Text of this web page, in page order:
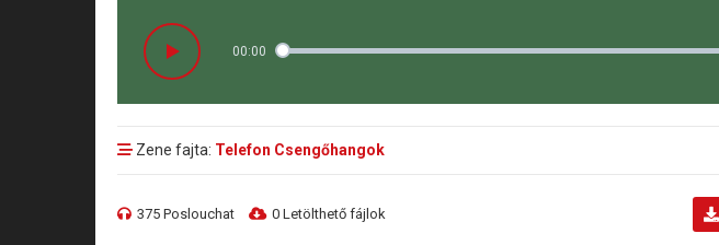
00:00
Zene fajta: Telefon Csengőhangok
375 Poslouchat 0 Letölthető fájlok